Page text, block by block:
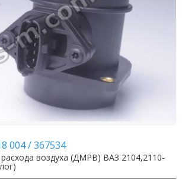
004/367534
воздуха (ДМРВ) ВАЗ 2104,2110-